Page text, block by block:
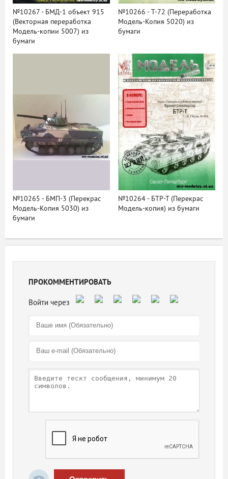
№10267 - БМД-1 объект 915
(Векторная переработка
Модель-копии 5007) из
бумаги
№10266 - Т-72 (Переработка
Модель-Копия 5020) из
бумаги
№10265 - БМП-3 (Перекрас
Модель-Копия 5030) из
бумаги
№10264 - БТР-Т (Перекрас
Модель-копия) из бумаги
ПРОКОММЕНТИРОВАТЬ